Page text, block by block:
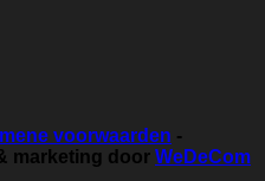
voorwaarden -
marketing door WeDeCom